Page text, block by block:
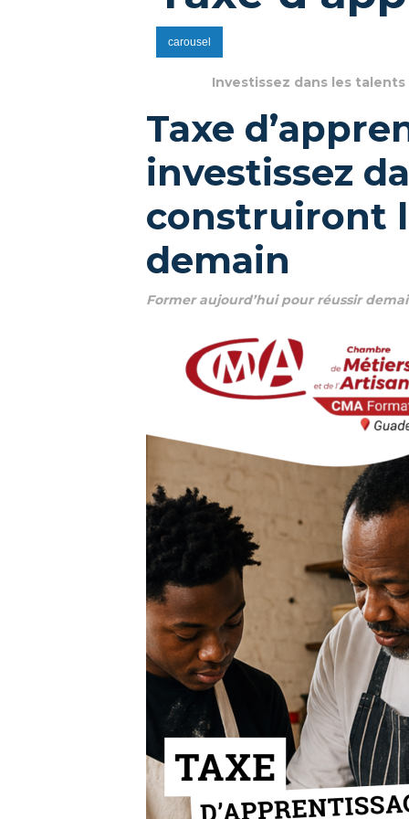
carousel
Investissez dans les
Taxe
investissez
construiront
demain
Former aujourd’hui pour réussir